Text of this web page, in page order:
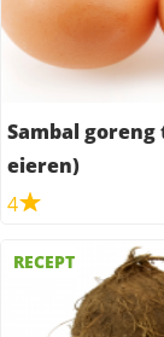
Sambal
eieren)
4
RECEPT